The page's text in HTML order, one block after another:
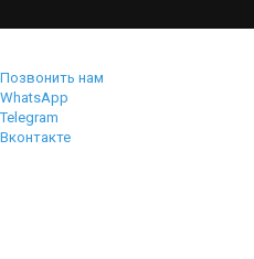
Позвонить нам
WhatsApp
Telegram
Вконтакте